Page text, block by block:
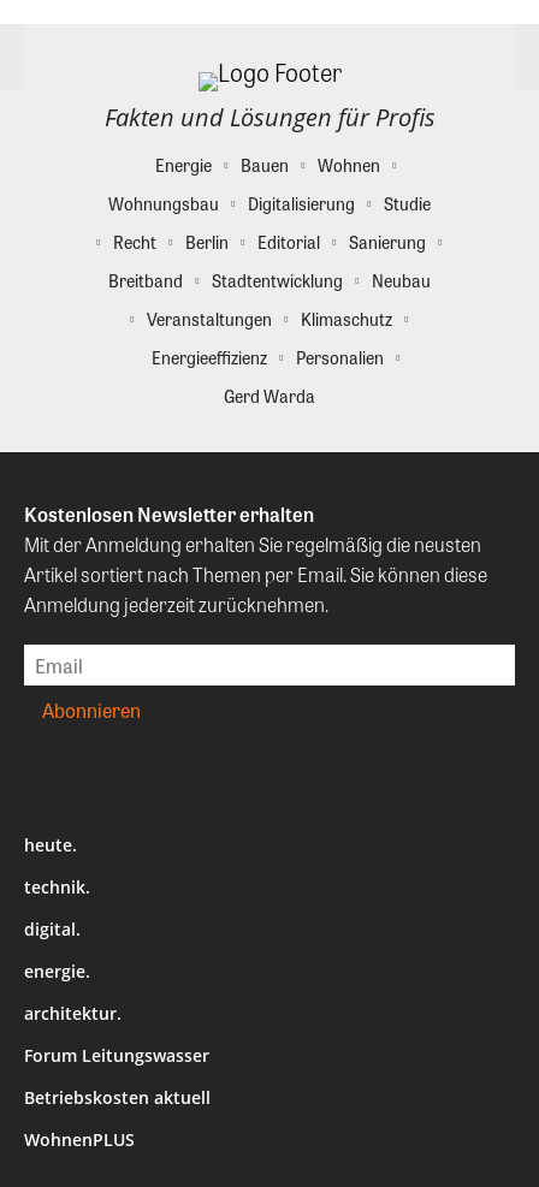
Fakten und Lösungen für Profis
Energie Bauen
Wohnen
Wohnungsbau
Digitalisierung
Studie
Recht
Berlin Editorial
Sanierung
Breitband
Stadtentwicklung
Neubau
Veranstaltungen
Klimaschutz
Energieeffizienz
Personalien
Gerd Warda
Kostenlosen Newsletter erhalten
Mit der Anmeldung erhalten Sie regelmäßig die neusten
Artikel sortiert nach Themen per Email. Sie können diese
Anmeldung jederzeit zurücknehmen.
heute.
technik.
digital.
energie.
architektur.
Forum Leitungswasser
Betriebskosten aktuell
WohnenPLUS